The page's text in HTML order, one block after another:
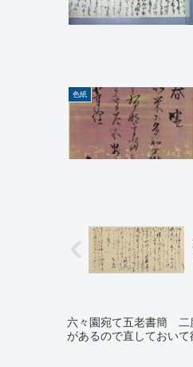
色紙
六々園宛て五老書簡 二
があるので直しておいて